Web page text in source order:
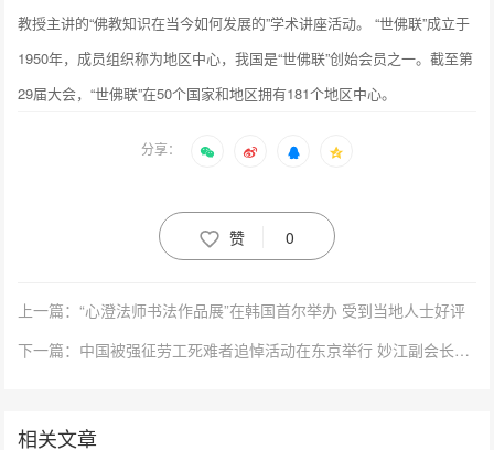
教授主讲的“佛教知识在当今如何发展的”学术讲座活动。 “世佛联”成立于
1950年，成员组织称为地区中心，我国是“世佛联”创始会员之一。截至第
29届大会，“世佛联”在50个国家和地区拥有181个地区中心。
分享：
赞 0
上一篇：“心澄法师书法作品展”在韩国首尔举办 受到当地人士好评
下一篇：中国被强征劳工死难者追悼活动在东京举行 妙江副会长出席活动
相关文章